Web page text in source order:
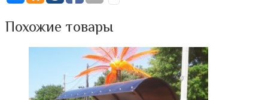
Похожие товары